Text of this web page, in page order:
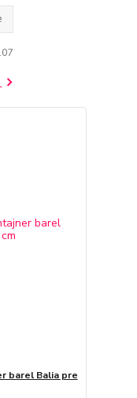
barel Balia pre